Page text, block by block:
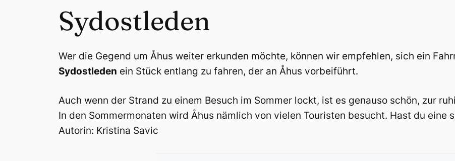
Sydostleden
Wer die Gegend um Åhus weiter erkunden möchte, können wir empfehlen, sich ein
Sydostleden ein Stück entlang zu fahren, der an Åhus vorbeiführt.
Auch wenn der Strand zu einem Besuch im Sommer lockt, ist es genauso schön, zur
In den Sommermonaten wird Åhus nämlich von vielen Touristen besucht. Hast du eine
Autorin: Kristina Savic